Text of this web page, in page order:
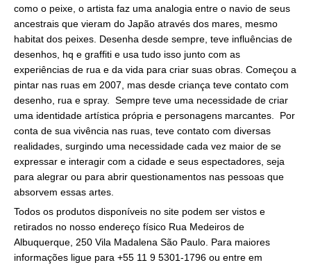
como o peixe, o artista faz uma analogia entre o navio de seus
ancestrais que vieram do Japão através dos mares, mesmo
habitat dos peixes. Desenha desde sempre, teve influências de
desenhos, hq e graffiti e usa tudo isso junto com as
experiências de rua e da vida para criar suas obras. Começou a
pintar nas ruas em 2007, mas desde criança teve contato com
desenho, rua e spray. Sempre teve uma necessidade de criar
uma identidade artística própria e personagens marcantes. Por
conta de sua vivência nas ruas, teve contato com diversas
realidades, surgindo uma necessidade cada vez maior de se
expressar e interagir com a cidade e seus espectadores, seja
para alegrar ou para abrir questionamentos nas pessoas que
absorvem essas artes.
Todos os produtos disponíveis no site podem ser vistos e
retirados no nosso endereço físico Rua Medeiros de
Albuquerque, 250 Vila Madalena São Paulo. Para maiores
informações ligue para +55 11 9 5301-1796 ou entre em